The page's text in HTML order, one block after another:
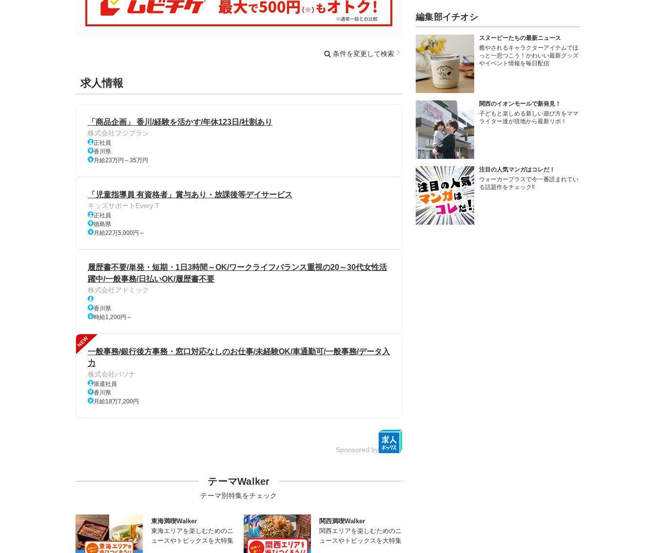
条件を変更して検索
求人情報
「商品企画」 香川/経験を活かす/年休123日/社割あり
株式会社フジプラン
正社員
香川県
月給23万円～35万円
「児童指導員 有資格者」賞与あり・放課後等デイサービス
キッズサポートEvery T
正社員
徳島県
月給22万5,000円～
履歴書不要/単発・短期・1日3時間～OK/ワークライフバランス重視の20～30代女性活
躍中/一般事務/日払いOK/履歴書不要
株式会社アドミック
香川県
時給1,200円～
NEW
一般事務/銀行後方事務・窓口対応なしのお仕事/未経験OK/車通勤可/一般事務/データ入
力
株式会社パソナ
派遣社員
香川県
月給18万7,200円
Sponsored by
テーマWalker
テーマ別特集をチェック
東海満喫Walker
東海エリアを楽しむためのニ
ュースやトピックスを大特集
関西満喫Walker
関西エリアを楽しむためのニ
ュースやトピックスを大特集
編集部イチオシ
スヌーピーたちの最新ニュース
癒やされるキャラクターアイテムでほ
っと一息つこう！かわいい最新グッズ
やイベント情報を毎日配信
関西のイオンモールで新発見！
子どもと楽しめる新しい遊び方をママ
ライター達が現地から最新リポ！
注目の人気マンガはコレだ！
ウォーカープラスで今一番読まれてい
る話題作をチェック!!